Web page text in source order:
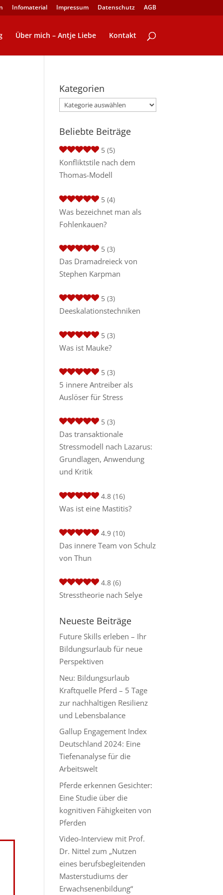
Infomaterial Impressum Datenschutz AGB
Über mich – Antje Liebe Kontakt
Kategorien
Kategorien
Beliebte Beiträge
5 (5)
Konfliktstile nach dem
Thomas-Modell
5 (4)
Was bezeichnet man als
Fohlenkauen?
5 (3)
Das Dramadreieck von
Stephen Karpman
5 (3)
Deeskalationstechniken
5 (3)
Was ist Mauke?
5 (3)
5 innere Antreiber als
Auslöser für Stress
5 (3)
Das transaktionale
Stressmodell nach Lazarus:
Grundlagen, Anwendung
und Kritik
4.8 (16)
Was ist eine Mastitis?
4.9 (10)
Das innere Team von Schulz
von Thun
4.8 (6)
Stresstheorie nach Selye
Neueste Beiträge
Future Skills erleben – Ihr
Bildungsurlaub für neue
Perspektiven
Neu: Bildungsurlaub
Kraftquelle Pferd – 5 Tage
zur nachhaltigen Resilienz
und Lebensbalance
Gallup Engagement Index
Deutschland 2024: Eine
Tiefenanalyse für die
Arbeitswelt
Pferde erkennen Gesichter:
Eine Studie über die
kognitiven Fähigkeiten von
Pferden
Video-Interview mit Prof.
Dr. Nittel zum „Nutzen
eines berufsbegleitenden
Masterstudiums der
Erwachsenenbildung“